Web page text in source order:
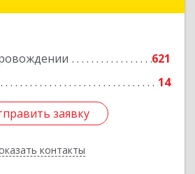
621
14
заявку
контакты
заявку
Назад